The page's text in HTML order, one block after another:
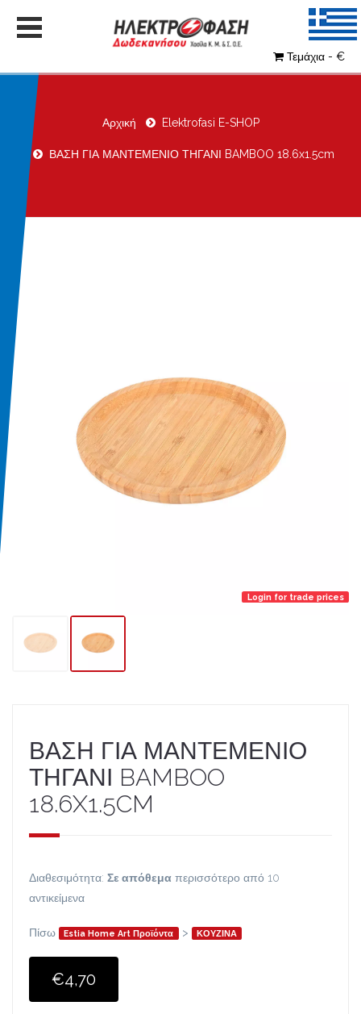
Τεμάχια - €
Αρχική Elektrofasi E-SHOP
ΒΑΣΗ ΓΙΑ ΜΑΝΤΕΜΕΝΙΟ ΤΗΓΑΝΙ BAMBOO 18.6x1.5cm
Login for trade prices
ΒΑΣΗ ΓΙΑ ΜΑΝΤΕΜΕΝΙΟ
ΤΗΓΑΝΙ BAMBOO
18.6X1.5CM
Διαθεσιμότητα: Σε απόθεμα περισσότερο από 10
αντικείμενα
Πίσω Estia Home Art Προϊόντα > ΚΟΥΖΙΝΑ
€4,70